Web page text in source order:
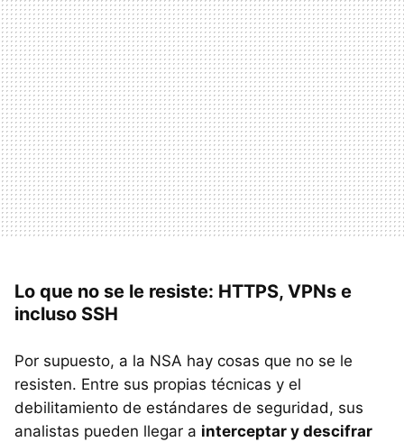
Lo que no se le resiste: HTTPS, VPNs e
incluso SSH
Por supuesto, a la NSA hay cosas que no se le
resisten. Entre sus propias técnicas y el
debilitamiento de estándares de seguridad, sus
analistas pueden llegar a interceptar y descifrar